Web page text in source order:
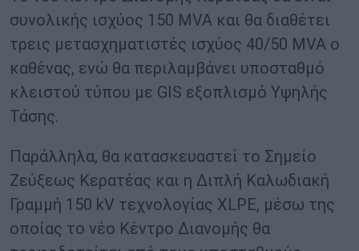
συνολικής ισχύος 150 MVA και θα διαθέτει
τρεις μετασχηματιστές ισχύος 40/50 MVA ο
καθένας, ενώ θα περιλαμβάνει υποσταθμό
κλειστού τύπου με GIS εξοπλισμό Υψηλής
Τάσης.
Παράλληλα, θα κατασκευαστεί το Σημείο
Ζεύξεως Κερατέας και η Διπλή Καλωδιακή
Γραμμή 150 kV τεχνολογίας XLPE, μέσω της
οποίας το νέο Κέντρο Διανομής θα